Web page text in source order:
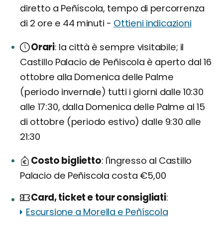
diretto a Peñíscola, tempo di percorrenza
di 2 ore e 44 minuti - Ottieni indicazioni
Orari la città è sempre visitabile; il
Castillo Palacio de Peñiscola è aperto dal 16
ottobre alla Domenica delle Palme
(periodo invernale) tutti i giorni dalle 10:30
alle 17:30, dalla Domenica delle Palme al 15
di ottobre (periodo estivo) dalle 9:30 alle
21:30
Costo biglietto l'ingresso al Castillo
Palacio de Peñiscola costa €5,00
Card, ticket e tour consigliati
Escursione a Morella e Peñíscola